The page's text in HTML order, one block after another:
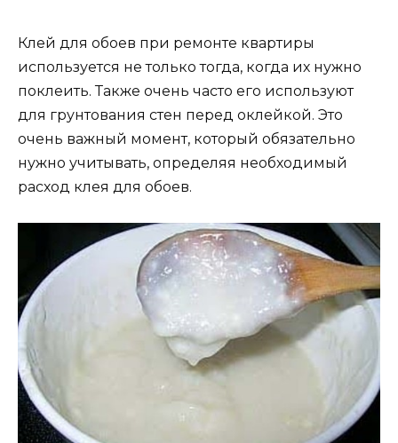
Клей для обоев при ремонте квартиры
используется не только тогда, когда их нужно
поклеить. Также очень часто его используют
для грунтования стен перед оклейкой. Это
очень важный момент, который обязательно
нужно учитывать, определяя необходимый
расход клея для обоев.